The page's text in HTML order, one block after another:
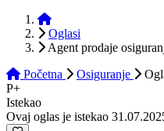
Početna
Oglasi
Agent prodaje
Početna
Osiguranje
P+
Istekao
Ovaj oglas je istekao